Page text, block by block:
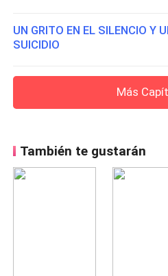
UN GRITO EN EL SILENCIO Y
SUICIDIO
Más
También te gustarán